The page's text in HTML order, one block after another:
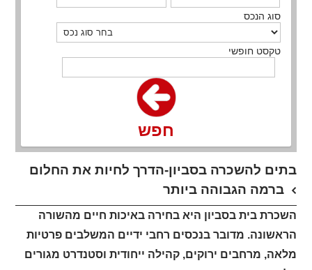
סוג הנכס
טקסט חופשי
חפש
בתים להשכרה בסביון-הדרך לחיות את החלום
ברמה הגבוהה ביותר
השכרת בית בסביון היא בחירה באיכות חיים מהשורה
הראשונה. מדובר בנכסים רחבי ידיים המשלבים פרטיות
מלאה, מרחבים ירוקים, קהילה ייחודית וסטנדרט מגורים